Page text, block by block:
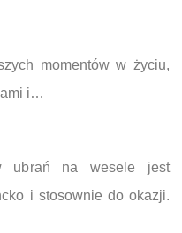
momentów w życiu,
i…
ubrań na wesele jest
i stosownie do okazji.